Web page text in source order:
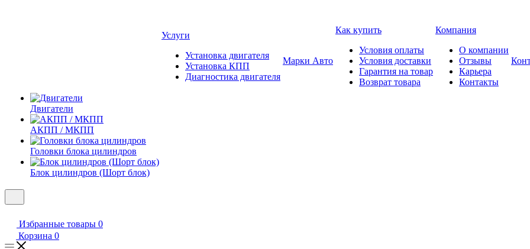
Двигатели
АКПП / МКПП
Головки блока цилиндров
Блок цилиндров (Шорт блок)
Услуги
Установка двигателя
Установка КПП
Диагностика двигателя
Марки Авто
Как купить
Условия оплаты
Условия доставки
Гарантия на товар
Возврат товара
Компания
О компании
Отзывы
Карьера
Контакты
Избранные товары 0
Корзина 0